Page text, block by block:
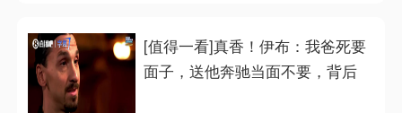
[值得一看]真香！伊布：我爸死要
面子，送他奔驰当面不要，背后